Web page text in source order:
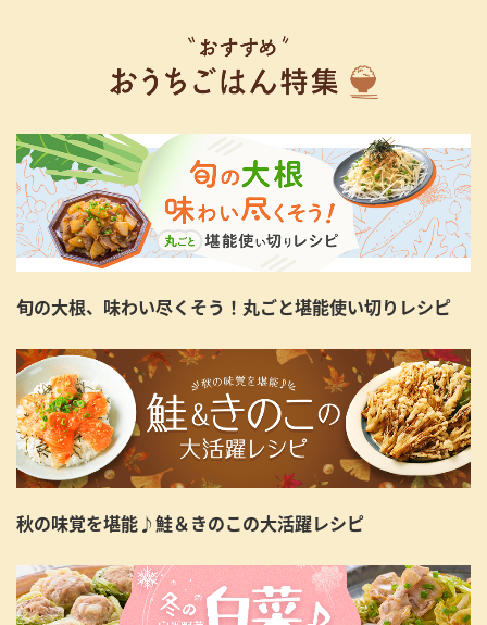
旬の大根、味わい尽くそう！丸ごと堪能使い切りレシピ
秋の味覚を堪能♪鮭＆きのこの大活躍レシピ